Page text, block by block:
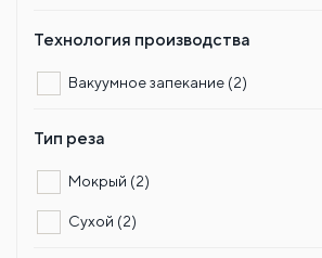
Технология производства
Вакуумное запекание (2)
Тип реза
Мокрый (2)
Сухой (2)